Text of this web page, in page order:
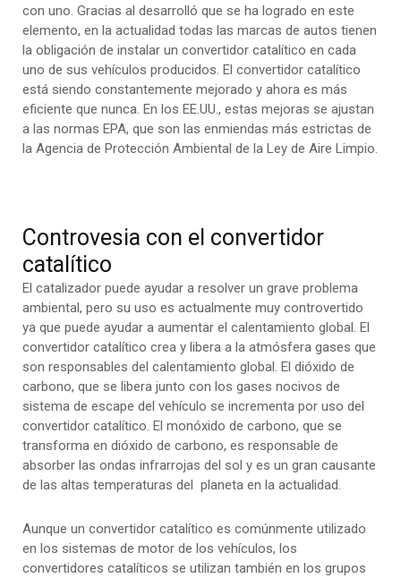
con uno. Gracias al desarrolló que se ha logrado en este
elemento, en la actualidad todas las marcas de autos tienen
la obligación de instalar un convertidor catalítico en cada
uno de sus vehículos producidos. El convertidor catalítico
está siendo constantemente mejorado y ahora es más
eficiente que nunca. En los EE.UU., estas mejoras se ajustan
a las normas EPA, que son las enmiendas más estrictas de
la Agencia de Protección Ambiental de la Ley de Aire Limpio.
Controvesia con el convertidor
catalítico
El catalizador puede ayudar a resolver un grave problema
ambiental, pero su uso es actualmente muy controvertido
ya que puede ayudar a aumentar el calentamiento global. El
convertidor catalítico crea y libera a la atmósfera gases que
son responsables del calentamiento global. El dióxido de
carbono, que se libera junto con los gases nocivos de
sistema de escape del vehículo se incrementa por uso del
convertidor catalítico. El monóxido de carbono, que se
transforma en dióxido de carbono, es responsable de
absorber las ondas infrarrojas del sol y es un gran causante
de las altas temperaturas del planeta en la actualidad.
Aunque un convertidor catalítico es comúnmente utilizado
en los sistemas de motor de los vehículos, los
convertidores catalíticos se utilizan también en los grupos